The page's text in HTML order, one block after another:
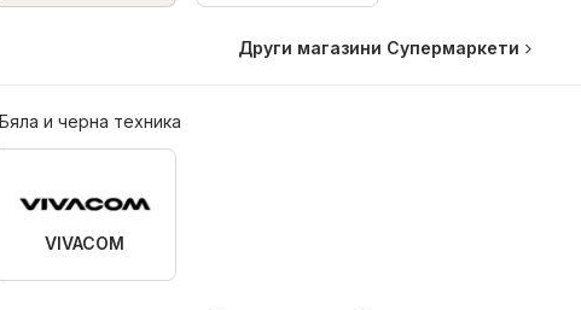
Други магазини Супермаркети
Бяла и черна техника
VIVACOM